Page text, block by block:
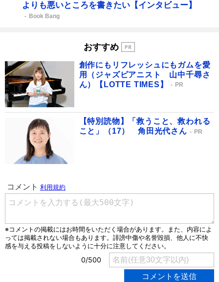
よりも悪いところを書きたい【インタビュー】
Book Bang
おすすめ
創作にもリフレッシュにもガムを愛
用（ジャズピアニスト 山中千尋さ
ん）【LOTTE TIMES】
PR
【特別読物】「救うこと、救われる
こと」（17） 角田光代さん
PR